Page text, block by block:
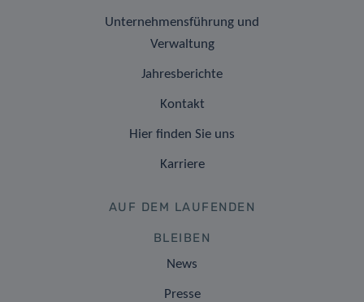
Unternehmensführung und
Verwaltung
Jahresberichte
Kontakt
Hier finden Sie uns
Karriere
AUF DEM LAUFENDEN
BLEIBEN
News
Presse